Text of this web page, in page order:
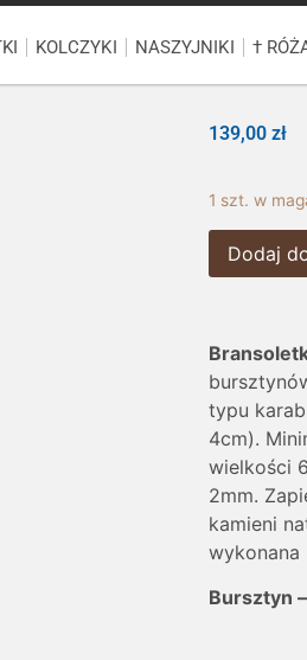
KOLCZYKI NASZYJNIKI †
139,00 zł
1 szt. w
Dodaj
typu
4cm).
wielkości
2mm.
kamieni
wykonana
Bursztyn